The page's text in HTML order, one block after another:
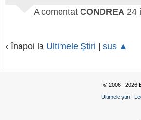
A comentat CONDREA 24
‹ înapoi la Ultimele Ştiri | sus ▲
© 2006 - 2026
Ultimele știri |